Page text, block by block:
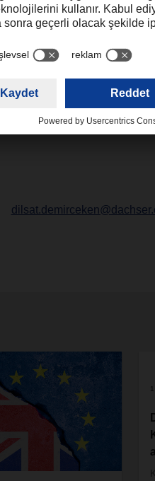
sürdürülebilir değişimi
tüm popüler podcast
Network Talk ve